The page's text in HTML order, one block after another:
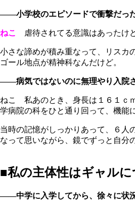
――小学校のエピソードで衝撃だっ
ねこ 虐待されてる意識はあったけ
小さな諦めが積み重なって、リスカ
ゴール地点が精神科なんだけど。
――病気ではないのに無理やり入院さ
ねこ 私あのとき、身長は１６１ｃ
学病院の科をひと通り回って、機能
当時の記憶がしっかりあって、６人
なって思いながら、鏡でずっと自分
■私の主体性はギャル
――中学に入学してから、徐々に状